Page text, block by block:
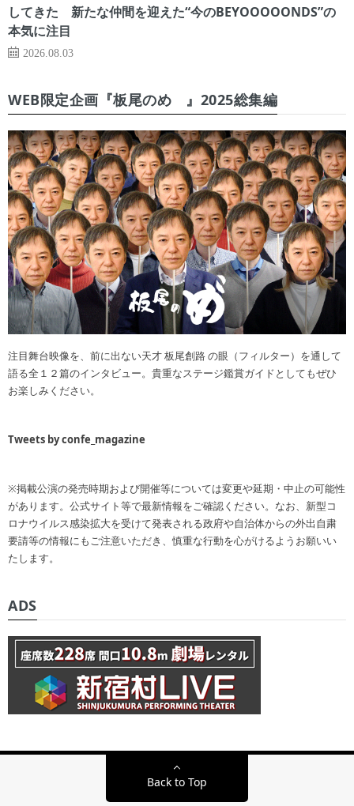
してきた 新たな仲間を迎えた“今のBEYOOOOONDS”の
本気に注目
2026.08.03
WEB限定企画『板尾のめ゙』2025総集編
注目舞台映像を、前に出ない天才 板尾創路 の眼（フィルター）を通して
語る全１２篇のインタビュー。貴重なステージ鑑賞ガイドとしてもぜひ
お楽しみください。
Tweets by confe_magazine
※掲載公演の発売時期および開催等については変更や延期・中止の可能性
があります。公式サイト等で最新情報をご確認ください。なお、新型コ
ロナウイルス感染拡大を受けて発表される政府や自治体からの外出自粛
要請等の情報にもご注意いただき、慎重な行動を心がけるようお願いい
たします。
ADS
Back to Top